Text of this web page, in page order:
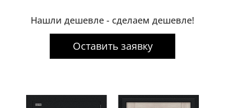
Нашли дешевле - сделаем дешевле!
Оставить заявку